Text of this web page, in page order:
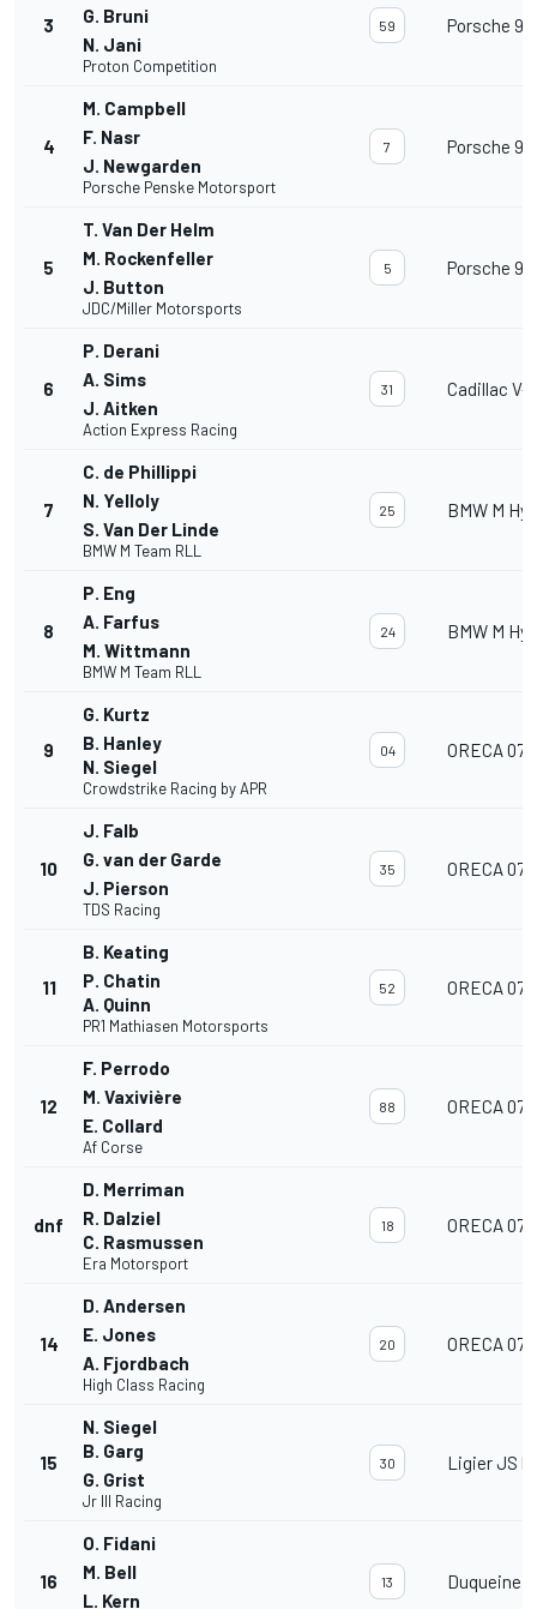
3
G. Bruni
N. Jani
Proton Competition
59 Porsche
4
M. Campbell
F. Nasr
J. Newgarden
Porsche Penske Motorsport
7 Porsche
5
T. Van Der Helm
M. Rockenfeller
J. Button
JDC/Miller Motorsports
5 Porsche
6
P. Derani
A. Sims
J. Aitken
Action Express Racing
31 Cadillac V-
7
C. de Phillippi
N. Yelloly
S. Van Der Linde
BMW M Team RLL
25 BMW M
8
P. Eng
A. Farfus
M. Wittmann
BMW M Team RLL
24 BMW M
9
G. Kurtz
B. Hanley
N. Siegel
Crowdstrike Racing by APR
04 ORECA 07
10
J. Falb
G. van der Garde
J. Pierson
TDS Racing
35 ORECA 07
11
B. Keating
P. Chatin
A. Quinn
PR1 Mathiasen Motorsports
52 ORECA 07
12
F. Perrodo
M. Vaxivière
E. Collard
Af Corse
88 ORECA 07
dnf
D. Merriman
R. Dalziel
C. Rasmussen
Era Motorsport
18 ORECA 07
14
D. Andersen
E. Jones
A. Fjordbach
High Class Racing
20 ORECA 07
15
N. Siegel
B. Garg
G. Grist
Jr III Racing
30 Ligier JS
16
O. Fidani
M. Bell
L. Kern
13 Duqueine